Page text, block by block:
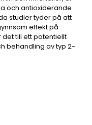
och antioxiderande
studier tyder på att
effekt på
till ett potentiellt
behandling av typ 2-